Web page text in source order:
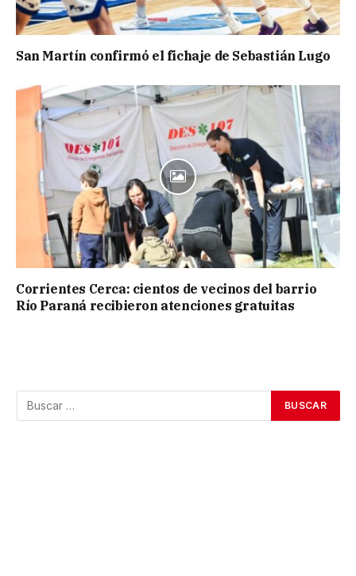
San Martín confirmó el fichaje de Sebastián Lugo
Corrientes Cerca: cientos de vecinos del barrio
Río Paraná recibieron atenciones gratuitas